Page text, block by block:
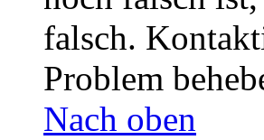
falsch.
Problem
Nach oben